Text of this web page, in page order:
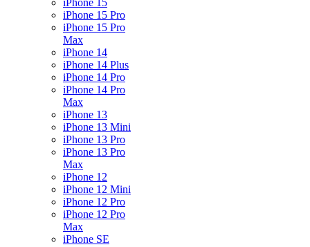
iPhone 15
iPhone 15 Pro
iPhone 15 Pro
Max
iPhone 14
iPhone 14 Plus
iPhone 14 Pro
iPhone 14 Pro
Max
iPhone 13
iPhone 13 Mini
iPhone 13 Pro
iPhone 13 Pro
Max
iPhone 12
iPhone 12 Mini
iPhone 12 Pro
iPhone 12 Pro
Max
iPhone SE